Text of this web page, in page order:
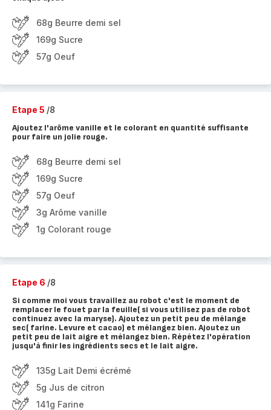
68g Beurre demi sel
169g Sucre
57g Oeuf
Etape 5 /8
Ajoutez l'arôme vanille et le colorant en quantité suffisante
pour faire un jolie rouge.
68g Beurre demi sel
169g Sucre
57g Oeuf
3g Arôme vanille
1g Colorant rouge
Etape 6 /8
Si comme moi vous travaillez au robot c'est le moment de
remplacer le fouet par la feuille( si vous utilisez pas de robot
continuez avec la maryse). Ajoutez un petit peu de mélange
sec( farine. Levure et cacao) et mélangez bien. Ajoutez un
petit peu de lait aigre et mélangez bien. Répétez l'opération
jusqu'à finir les ingrédients secs et le lait aigre.
135g Lait Demi écrémé
5g Jus de citron
141g Farine